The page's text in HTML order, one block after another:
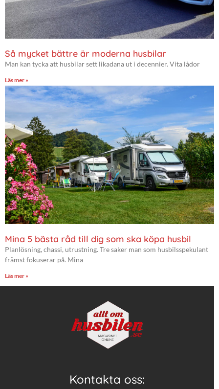
Så mycket bättre är moderna husbilar
Man kan tycka att husbilar sett likadana ut i decennier. Vita lådor
Läs mer »
Mina 5 bästa råd till dig som ska köpa husbil
Planlösning, chassi, utrustning. Tre saker man som husbilsspekulant
främst fokuserar på. Mina
Läs mer »
Kontakta oss: